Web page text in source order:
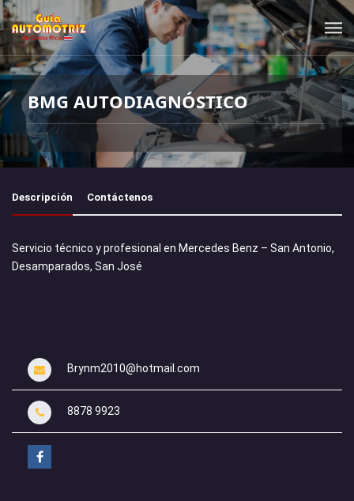
BMG AUTODIAGNÓSTICO
Descripción Contáctenos
Servicio técnico y profesional en Mercedes Benz – San Antonio,
Desamparados, San José
Brynm2010@hotmail.com
8878 9923